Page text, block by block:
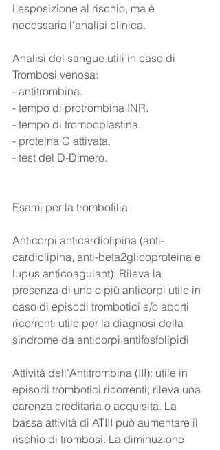
l'esposizione al rischio, ma è
necessaria l'analisi clinica.
Analisi del sangue utili in caso di
Trombosi venosa:
- antitrombina.
- tempo di protrombina INR.
- tempo di tromboplastina.
- proteina C attivata.
- test del D-Dimero.
Esami per la trombofilia
Anticorpi anticardiolipina (anti-
cardiolipina, anti-beta2glicoproteina e
lupus anticoagulant): Rileva la
presenza di uno o più anticorpi utile in
caso di episodi trombotici e/o aborti
ricorrenti utile per la diagnosi della
sindrome da anticorpi antifosfolipidi
Attività dell’Antitrombina (III): utile in
episodi trombotici ricorrenti; rileva una
carenza ereditaria o acquisita. La
bassa attività di ATIII può aumentare il
rischio di trombosi. La diminuzione